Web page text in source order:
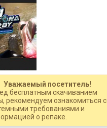
Уважаемый посетитель!
бесплатным скачиванием
рекомендуем ознакомиться с
требованиями и
о репаке.